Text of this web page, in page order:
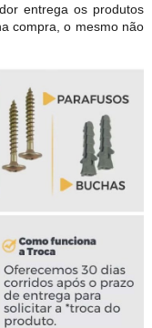
entrega os produtos
compra, o mesmo não